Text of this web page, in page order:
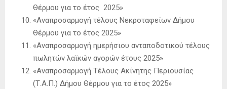
Θέρμου για το έτος 2025»
«Αναπροσαρμογή τέλους Νεκροταφείων Δήμου
Θέρμου για το έτος 2025»
«Αναπροσαρμογή ημερήσιου ανταποδοτικού τέλους
πωλητών λαϊκών αγορών έτους 2025»
«Αναπροσαρμογή Τέλους Ακίνητης Περιουσίας
(Τ.Α.Π.) Δήμου Θέρμου για το έτος 2025»